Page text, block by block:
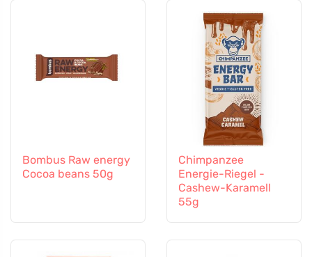
Bombus Raw energy
Cocoa beans 50g
Chimpanzee
Energie-Riegel -
Cashew-Karamell
55g